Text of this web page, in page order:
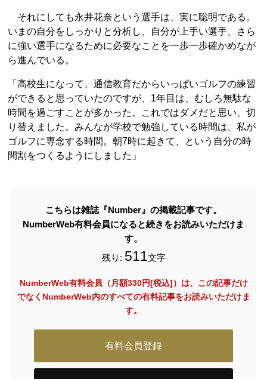
それにしても永井花奈という選手は、実に聡明である。
いまの自分をしっかりと分析し、自分が上手い選手、さら
に強い選手になるために必要なことを一歩一歩確かめなが
ら進んでいる。
「高校生になって、通信教育だからいっぱいゴルフの練習
ができると思っていたのですが、1年目は、むしろ無駄な
時間を過ごすことが多かった。これではダメだと思い、切
り替えました。みんなが学校で勉強している時間は、私が
ゴルフに専念する時間。朝7時に起きて、という自分の時
間割をつくるようにしました」
こちらは雑誌『Number』の掲載記事です。
NumberWeb有料会員になると続きをお読みいただけま
す。
残り: 511文字
NumberWeb有料会員（月額330円[税込]）は、この記事だけ
でなく NumberWeb内のすべての有料記事をお読みいただけま
す。
有料会員登録